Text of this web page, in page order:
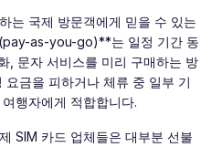
는 국제 방문객에게 믿을 수 있는
as-you-go)**는 일정 기간 동
, 문자 서비스를 미리 구매하는 방
금을 피하거나 체류 중 일부 기
행자에게 적합합니다.
SIM 카드 업체들은 대부분 선불